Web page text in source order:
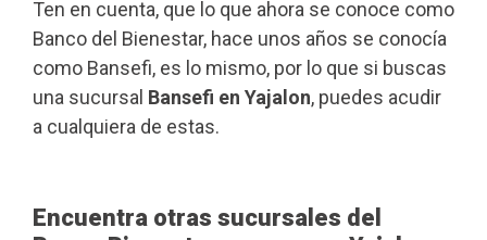
Ten en cuenta, que lo que ahora se conoce como
Banco del Bienestar, hace unos años se conocía
como Bansefi, es lo mismo, por lo que si buscas
una sucursal Bansefi en Yajalon, puedes acudir
a cualquiera de estas.
Encuentra otras sucursales del